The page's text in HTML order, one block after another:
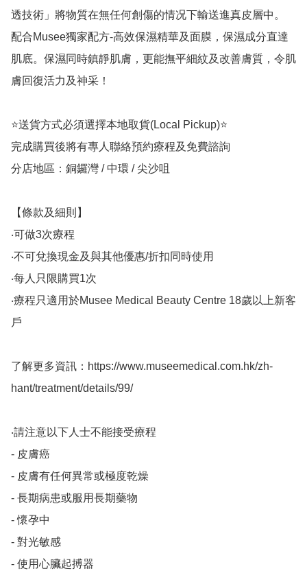
透技術」將物質在無任何創傷的情况下輸送進真皮層中。
配合Musee獨家配方-高效保濕精華及面膜，保濕成分直達
肌底。保濕同時鎮靜肌膚，更能撫平細紋及改善膚質，令肌
膚回復活力及神采！
⭐送貨方式必須選擇本地取貨(Local Pickup)⭐
完成購買後將有專人聯絡預約療程及免費諮詢
分店地區：銅鑼灣 / 中環 / 尖沙咀
【條款及細則】
‧可做3次療程
‧不可兌換現金及與其他優惠/折扣同時使用
‧每人只限購買1次
‧療程只適用於Musee Medical Beauty Centre 18歲以上新客
戶
了解更多資訊：https://www.museemedical.com.hk/zh-
hant/treatment/details/99/
‧請注意以下人士不能接受療程
- 皮膚癌
- 皮膚有任何異常或極度乾燥
- 長期病患或服用長期藥物
- 懷孕中
- 對光敏感
- 使用心臟起搏器